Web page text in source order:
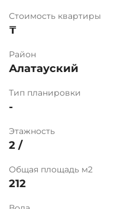
Стоимость квартиры
₸
Район
Алатауский
Тип планировки
-
Этажность
2 /
Общая площадь м2
212